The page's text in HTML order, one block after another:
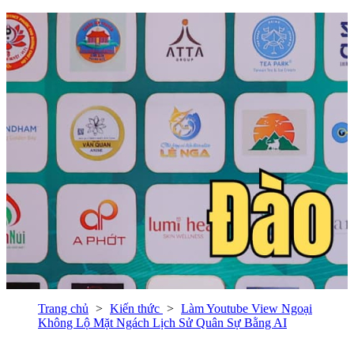
Trang chủ Kiến thức
Làm Youtube View Ngoại
Không Lộ Mặt Ngách Lịch Sử Quân Sự Bằng AI